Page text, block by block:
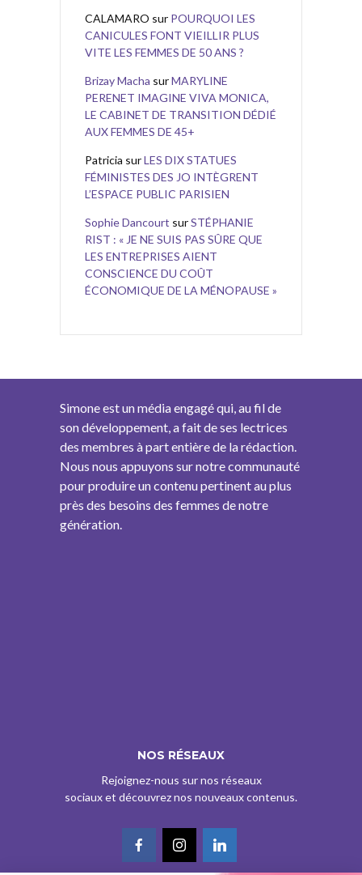
CALAMARO sur POURQUOI LES
CANICULES FONT VIEILLIR PLUS
VITE LES FEMMES DE 50 ANS ?
Brizay Macha surMARYLINE
PERENET IMAGINE VIVA MONICA,
LE CABINET DE TRANSITION DÉDIÉ
AUX FEMMES DE 45+
Patricia surLES DIX STATUES
FÉMINISTES DES JO INTÈGRENT
L’ESPACE PUBLIC PARISIEN
Sophie Dancourt surSTÉPHANIE
RIST : « JE NE SUIS PAS SÛRE QUE
LES ENTREPRISES AIENT
CONSCIENCE DU COÛT
ÉCONOMIQUE DE LA MÉNOPAUSE »
Simone est un média engagé qui, au fil de
son développement, a fait de ses lectrices
des membres à part entière de la rédaction.
Nous nous appuyons sur notre communauté
pour produire un contenu pertinent au plus
près des besoins des femmes de notre
génération.
NOS RÉSEAUX
Rejoignez-nous sur nos réseaux
sociaux et découvrez nos nouveaux contenus.